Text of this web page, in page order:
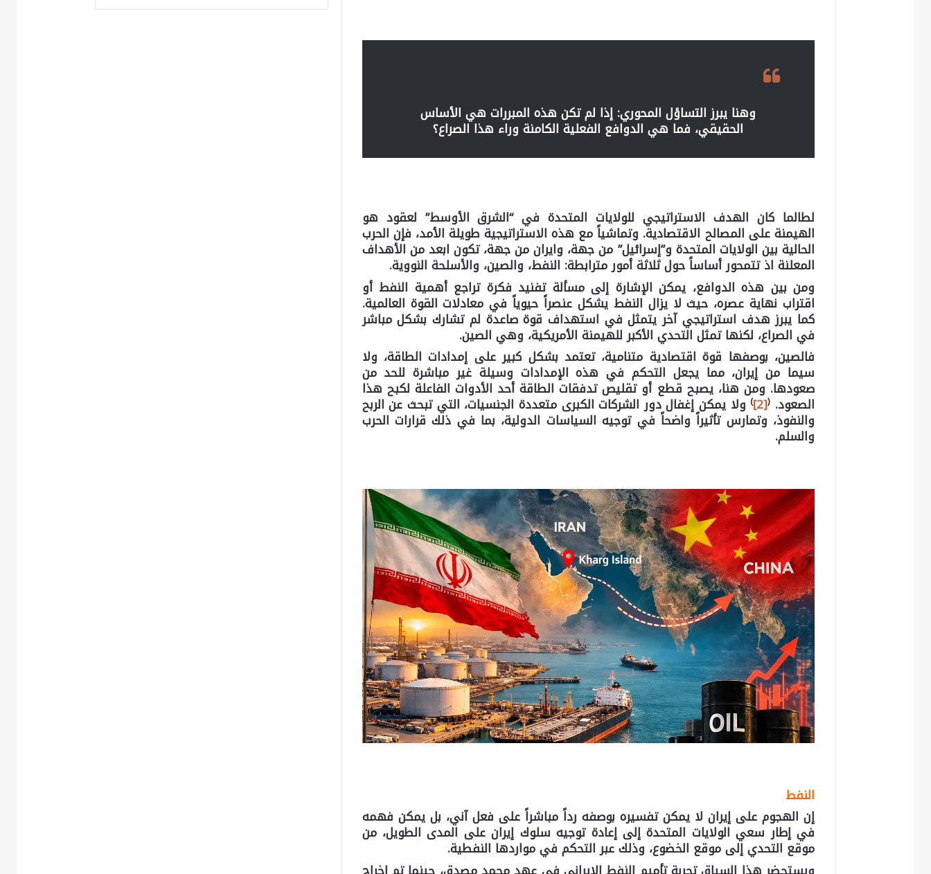
وهنا يبرز التساؤل المحوري: إذا لم تكن هذه المبررات هي الأساس
الحقيقي، فما هي الدوافع الفعلية الكامنة وراء هذا الصراع؟
لطالما كان الهدف الاستراتيجي للولايات المتحدة في “الشرق الأوسط” لعقود هو
الهيمنة على المصالح الاقتصادية. وتماشياً مع هذه الاستراتيجية طويلة الأمد، فإن الحرب
الحالية بين الولايات المتحدة و”إسرائيل” من جهة، وايران من جهة، تكون ابعد من الأهداف
المعلنة اذ تتمحور أساساً حول ثلاثة أمور مترابطة: النفط، والصين، والأسلحة النووية.
ومن بين هذه الدوافع، يمكن الإشارة إلى مسألة تفنيد فكرة تراجع أهمية النفط أو
اقتراب نهاية عصره، حيث لا يزال النفط يشكل عنصراً حيوياً في معادلات القوة العالمية.
كما يبرز هدف استراتيجي آخر يتمثل في استهداف قوة صاعدة لم تشارك بشكل مباشر
في الصراع، لكنها تمثل التحدي الأكبر للهيمنة الأمريكية، وهي الصين.
فالصين، بوصفها قوة اقتصادية متنامية، تعتمد بشكل كبير على إمدادات الطاقة، ولا
سيما من إيران، مما يجعل التحكم في هذه الإمدادات وسيلة غير مباشرة للحد من
صعودها. ومن هنا، يصبح قطع أو تقليص تدفقات الطاقة أحد الأدوات الفاعلة لكبح هذا
الصعود. (
[2]
)ولا يمكن إغفال دور الشركات الكبرى متعددة الجنسيات، التي تبحث عن الربح
والنفوذ، وتمارس تأثيراً واضحاً في توجيه السياسات الدولية، بما في ذلك قرارات الحرب
والسلم.
النفط
إن الهجوم على إيران لا يمكن تفسيره بوصفه رداً مباشراً على فعل آني، بل يمكن فهمه
في إطار سعي الولايات المتحدة إلى إعادة توجيه سلوك إيران على المدى الطويل، من
موقع التحدي إلى موقع الخضوع، وذلك عبر التحكم في مواردها النفطية.